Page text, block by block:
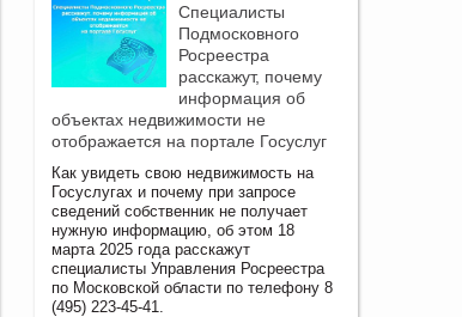
Специалисты
Подмосковного
Росреестра
расскажут, почему
информация об
объектах недвижимости не
отображается на портале Госуслуг
Как увидеть свою недвижимость на
Госуслугах и почему при запросе
сведений собственник не получает
нужную информацию, об этом 18
марта 2025 года расскажут
специалисты Управления Росреестра
по Московской области по телефону 8
(495) 223-45-41.